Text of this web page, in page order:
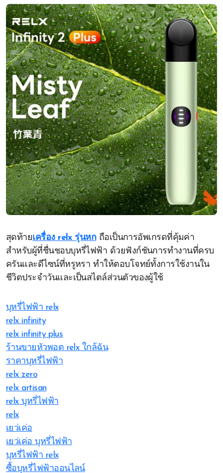
สุดท้ายเครื่อง relx รุ่นหกถือเป็นการอัพเกรดที่คุ้มค่า
สำหรับผู้ที่ชื่นชอบบุหรี่ไฟฟ้า ด้วยฟังก์ชันการทำงานที่ครบ
ครันและดีไซน์ที่หรูหรา ทำให้ตอบโจทย์ทั้งการใช้งานใน
ชีวิตประจำวันและเป็นสไตล์ส่วนตัวของผู้ใช้
บุหรี่ไฟฟ้า relx
relx infinity
relx infinity plus
ร้านขายหัวพอต relx ใกล้ฉัน
ราคาบุหรี่ไฟฟ้า
relx zero
relx artisan
relx บุหรี่ไฟฟ้า
relx
เยว่เค่อ
เยว่เค่อ บุหรี่ไฟฟ้า
บุหรี่ไฟฟ้า relx
ซื้อบุหรี่ไฟฟ้าออนไลน์